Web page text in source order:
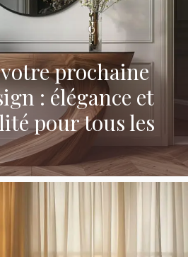
prochaine
: élégance et
pour tous les